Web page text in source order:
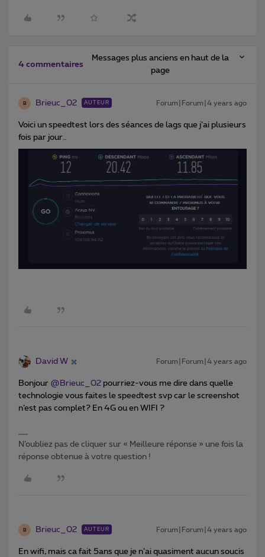
4 commentaires
Messages plus anciens en haut de la
page
B Brieuc_02 AUTEUR Forum|Forum|4 years ago
Voici un speedtest lors des séances de lags que j’ai plusieurs
fois par jour..
David W Forum|Forum|4 years ago
Bonjour @Brieuc_02 pourriez-vous me dire dans quelle
technologie vous faites le speedtest svp car le screenshot
n’est pas complet? En 4G ou en WIFI ?
N’oubliez pas de cliquer sur « Meilleure réponse » une fois la
réponse obtenue à votre question !
B Brieuc_02 AUTEUR Forum|Forum|4 years ago
En wifi, mais ca fait 5ans que je n’ai quasiment aucun soucis